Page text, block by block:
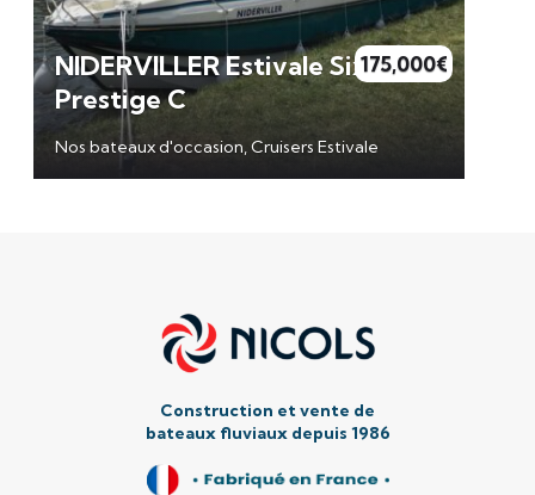
NIDERVILLER Estivale Sixto
Prestige C
175,000€
Nos bateaux d'occasion, Cruisers Estivale
Construction et vente de
bateaux fluviaux depuis 1986